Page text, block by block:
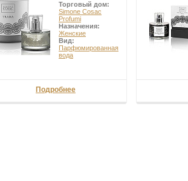
Торговый дом:
Simone Cosac
Profumi
Назначения:
Женские
Вид:
Парфюмированная
вода
Подробнее